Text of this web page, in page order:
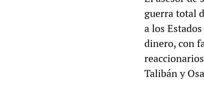
guerra total
a los
dinero, con
Talibán y